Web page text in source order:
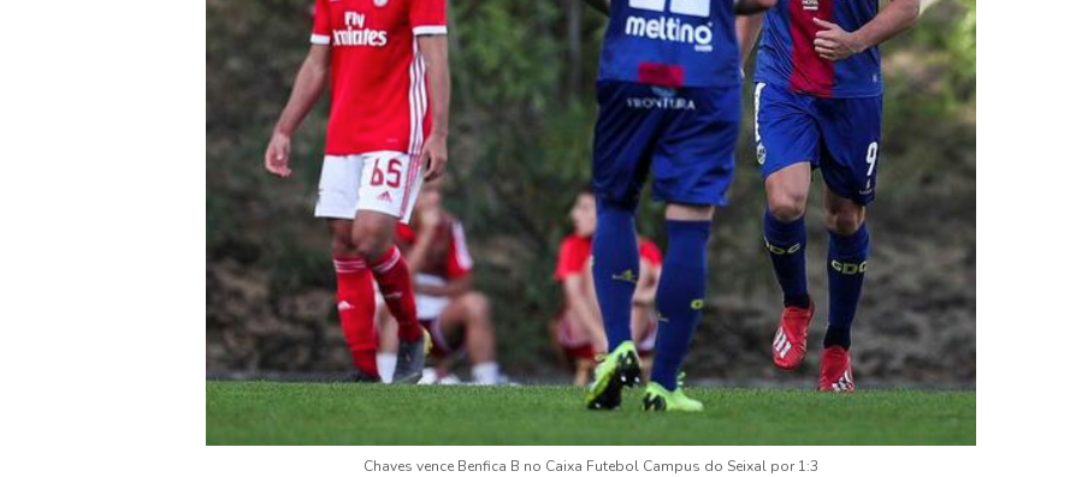
Chaves vence Benfica B no Caixa Futebol Campus do Seixal por 1:3